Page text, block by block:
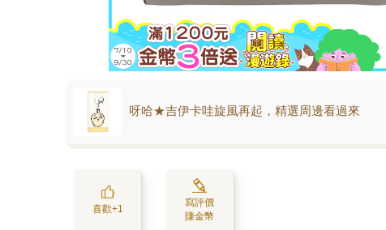
呀哈★吉伊卡哇旋風再起，精選周邊看過來
喜歡+1
寫評價
賺金幣